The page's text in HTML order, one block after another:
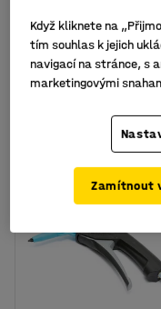
Pneumatická ráčna,
závit 1/2"
Číslo výrobku:40256
Když kliknete na
tím souhlas k jejich
navigací na stránce, s
marketingovými
Zamítnout